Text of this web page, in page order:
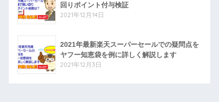
回りポイント付与検証
2021年12月14日
2021年最新楽天スーパーセールでの疑問点を
ヤフー知恵袋を例に詳しく解説します
2021年12月3日